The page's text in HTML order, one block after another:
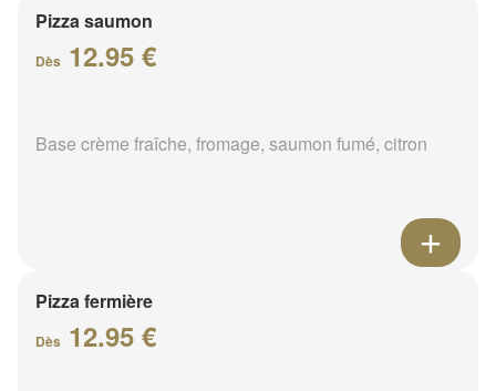
Pizza saumon
Dès 12.95 €
Base crème fraîche, fromage, saumon fumé, citron
Pizza fermière
Dès 12.95 €